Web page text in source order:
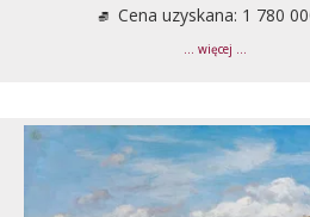
Cena uzyskana: 1 780
... więcej ...